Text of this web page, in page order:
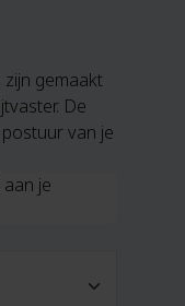
gemaakt
De
van je
je